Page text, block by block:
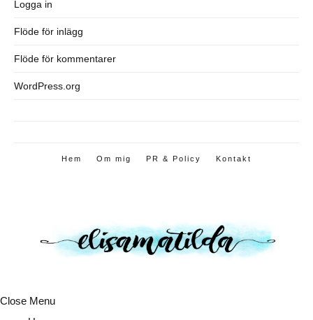
Logga in
Flöde för inlägg
Flöde för kommentarer
WordPress.org
Hem Om mig PR & Policy Kontakt
Close Menu